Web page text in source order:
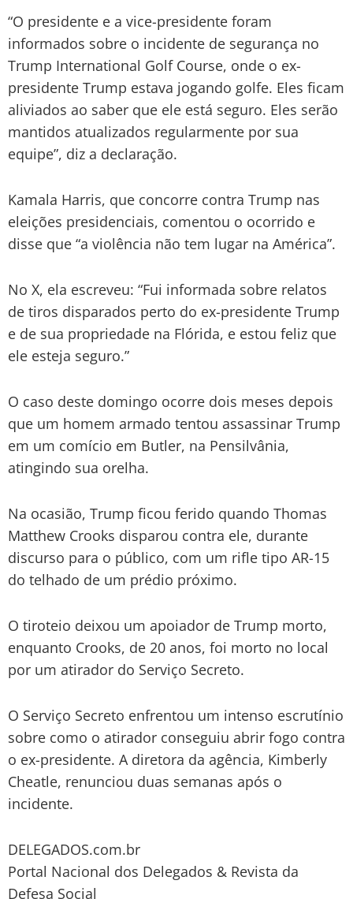
“O presidente e a vice-presidente foram
informados sobre o incidente de segurança no
Trump International Golf Course, onde o ex-
presidente Trump estava jogando golfe. Eles ficam
aliviados ao saber que ele está seguro. Eles serão
mantidos atualizados regularmente por sua
equipe”, diz a declaração.
Kamala Harris, que concorre contra Trump nas
eleições presidenciais, comentou o ocorrido e
disse que “a violência não tem lugar na América”.
No X, ela escreveu: “Fui informada sobre relatos
de tiros disparados perto do ex-presidente Trump
e de sua propriedade na Flórida, e estou feliz que
ele esteja seguro.”
O caso deste domingo ocorre dois meses depois
que um homem armado tentou assassinar Trump
em um comício em Butler, na Pensilvânia,
atingindo sua orelha.
Na ocasião, Trump ficou ferido quando Thomas
Matthew Crooks disparou contra ele, durante
discurso para o público, com um rifle tipo AR-15
do telhado de um prédio próximo.
O tiroteio deixou um apoiador de Trump morto,
enquanto Crooks, de 20 anos, foi morto no local
por um atirador do Serviço Secreto.
O Serviço Secreto enfrentou um intenso escrutínio
sobre como o atirador conseguiu abrir fogo contra
o ex-presidente. A diretora da agência, Kimberly
Cheatle, renunciou duas semanas após o
incidente.
DELEGADOS.com.br
Portal Nacional dos Delegados & Revista da
Defesa Social